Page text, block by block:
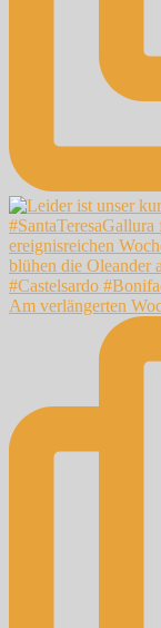
Am verlängerten